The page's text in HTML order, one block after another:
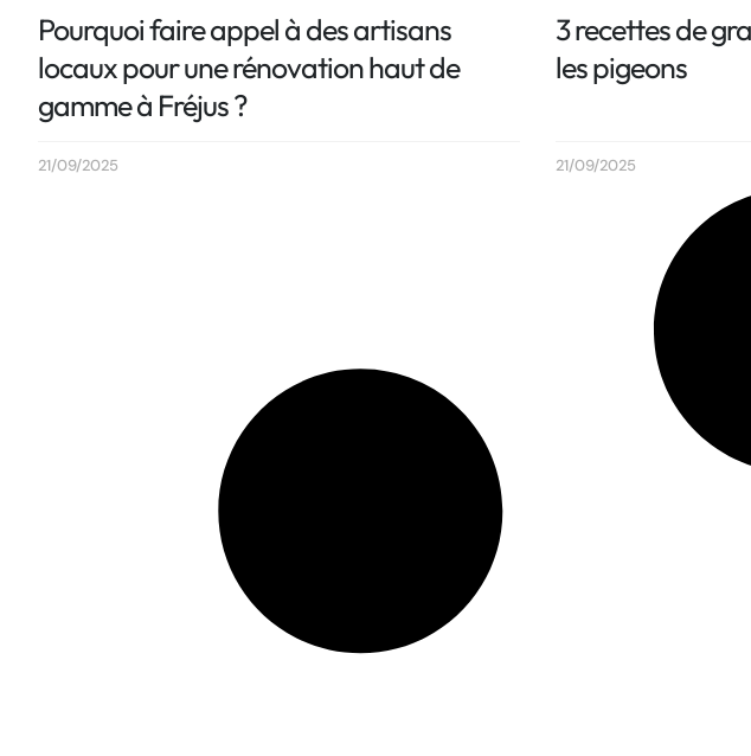
Pourquoi faire appel à des artisans
locaux pour une rénovation haut de
gamme à Fréjus ?
21/09/2025
3 recettes de
les pigeons
21/09/2025